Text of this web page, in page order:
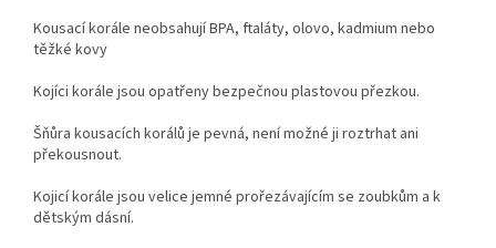
Kousací korále neobsahují BPA, ftaláty, olovo, kadmium nebo
těžké kovy
Kojíci korále jsou opatřeny bezpečnou plastovou přezkou.
Šňůra kousacích korálů je pevná, není možné ji roztrhat ani
překousnout.
Kojicí korále jsou velice jemné prořezávajícím se zoubkům a k
dětským dásní.